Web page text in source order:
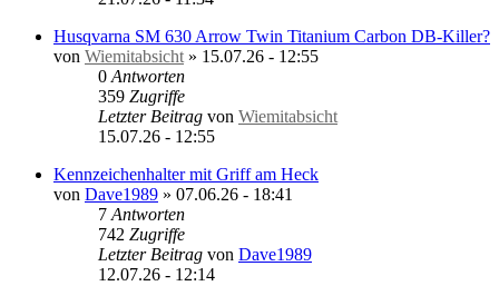
Husqvarna SM 630 Arrow Twin Titanium Carbon DB-Killer?
von Wiemitabsicht » 15.07.26 - 12:55
0 Antworten
359 Zugriffe
Letzter Beitrag von Wiemitabsicht
15.07.26 - 12:55
Kennzeichenhalter mit Griff am Heck
von Dave1989 » 07.06.26 - 18:41
7 Antworten
742 Zugriffe
Letzter Beitrag von Dave1989
12.07.26 - 12:14